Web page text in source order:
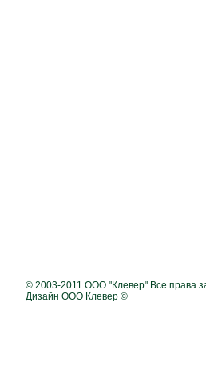
© 2003-2011 ООО "Клевер" Все права
Дизайн ООО Клевер ©